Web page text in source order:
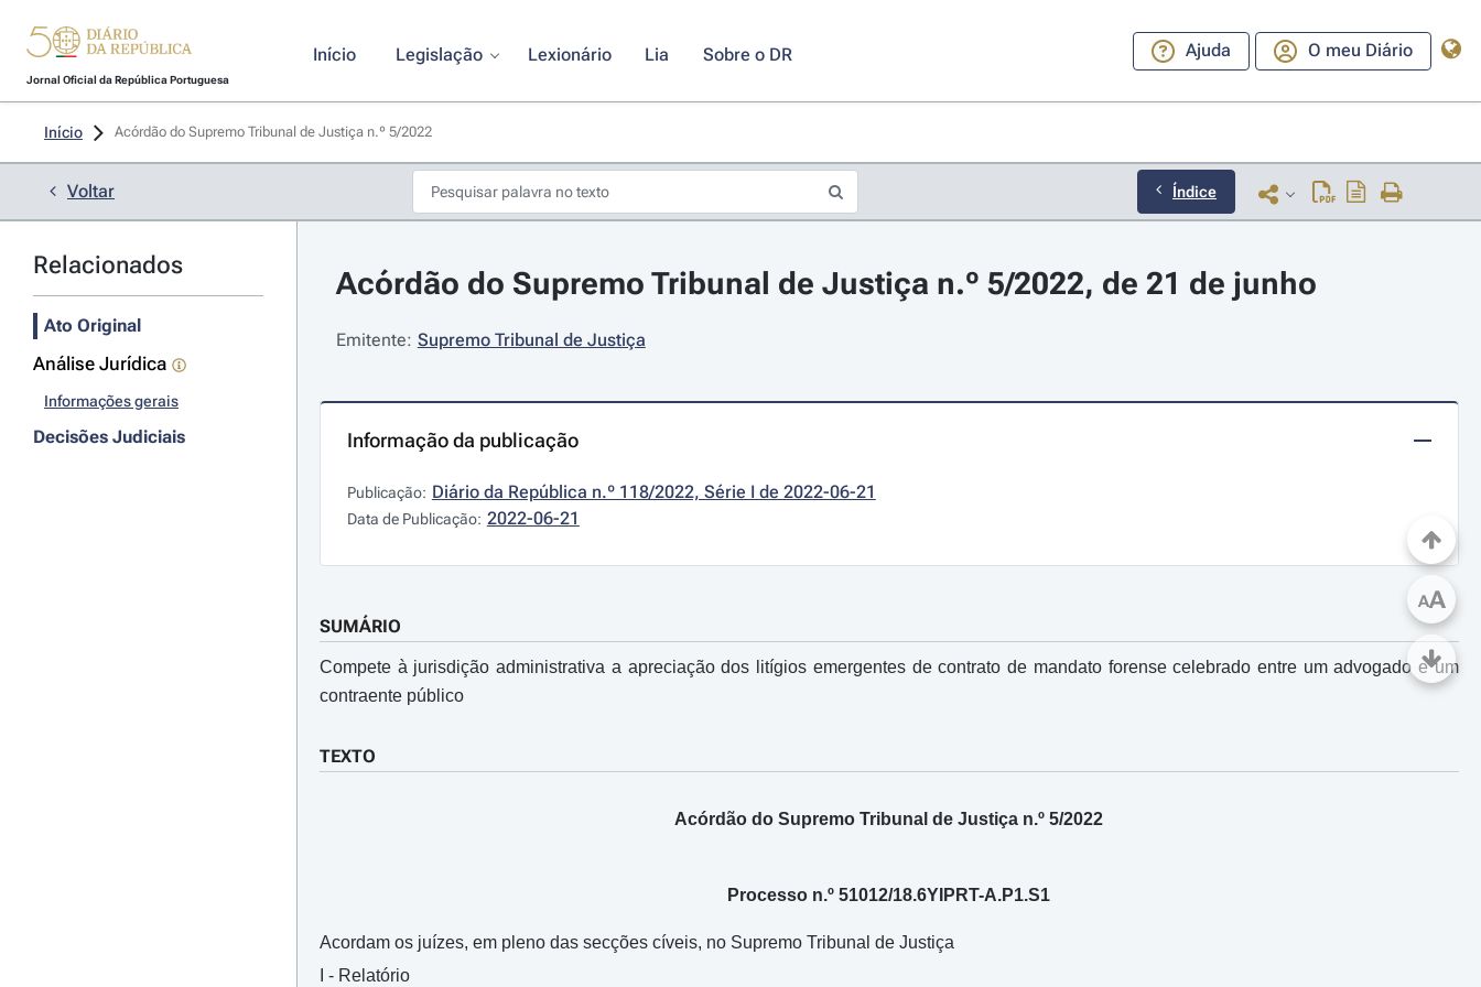
Jornal Oficial da República Portuguesa
Início Legislação Lexionário Lia Sobre o DR Ajuda O meu Diário
Início Acórdão do Supremo Tribunal de Justiça n.º 5/2022
Voltar Índice
Relacionados
Ato Original
Análise Jurídica
Informações gerais
Decisões Judiciais
Acórdão do Supremo Tribunal de Justiça n.º 5/2022, de 21 de junho
Emitente: Supremo Tribunal de Justiça
Informação da publicação
Publicação: Diário da República n.º 118/2022, Série I de 2022-06-21
Data de Publicação: 2022-06-21
SUMÁRIO
Compete à jurisdição administrativa a apreciação dos litígios emergentes de contrato de mandato forense celebrado entre um advogado e um
contraente público
TEXTO
Acórdão do Supremo Tribunal de Justiça n.º 5/2022
Processo n.º 51012/18.6YIPRT-A.P1.S1
Acordam os juízes, em pleno das secções cíveis, no Supremo Tribunal de Justiça
I - Relatório
AA